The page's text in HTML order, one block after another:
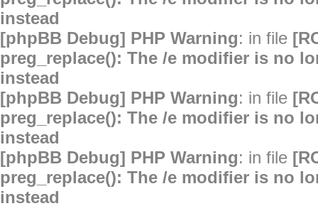
instead
[phpBB Debug] PHP Warning: in file
preg_replace(): The /e modifier is no
instead
[phpBB Debug] PHP Warning: in file
preg_replace(): The /e modifier is no
instead
[phpBB Debug] PHP Warning: in file
preg_replace(): The /e modifier is no
instead